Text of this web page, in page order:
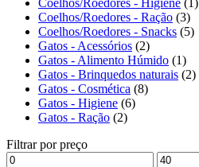
Coelhos/Roedores - Ração (3)
Coelhos/Roedores - Snacks (5)
Gatos - Acessórios (2)
Gatos - Alimento Húmido (1)
Gatos - Brinquedos naturais (2)
Gatos - Cosmética (8)
Gatos - Higiene (6)
Gatos - Ração (2)
Filtrar por preço